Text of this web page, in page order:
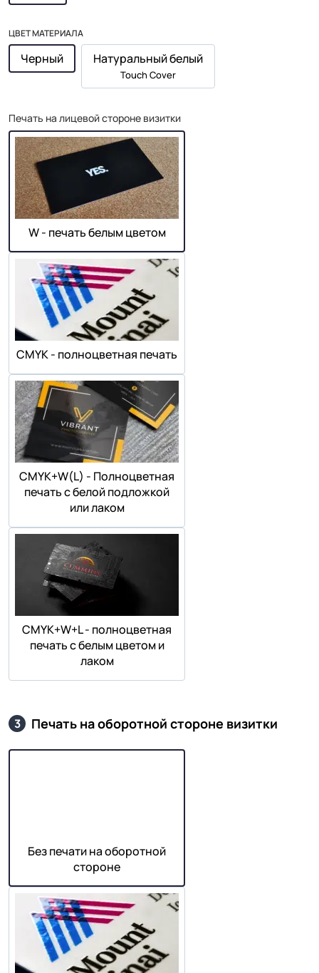
ЦВЕТ МАТЕРИАЛА
Черный Натуральный белый
Touch Cover
Печать на лицевой стороне визитки
W - печать белым цветом
СMYK - полноцветная печать
СMYK+W(L) - Полноцветная
печать с белой подложкой
или лаком
СMYK+W+L - полноцветная
печать с белым цветом и
лаком
3 Печать на оборотной стороне визитки
Без печати на оборотной
стороне